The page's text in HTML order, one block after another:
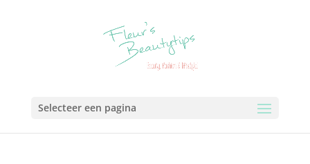
Selecteer een pagina